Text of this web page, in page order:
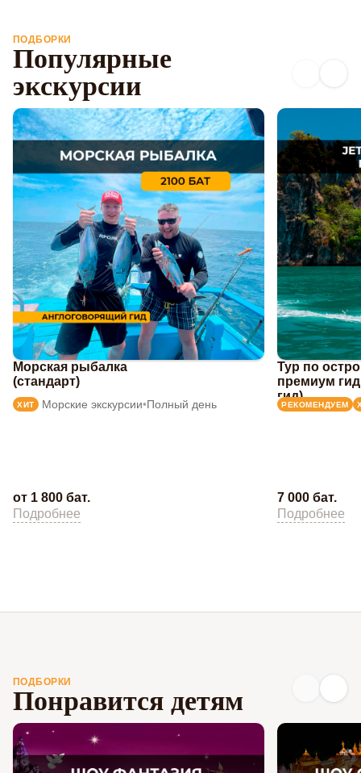
ПОДБОРКИ
Популярные
экскурсии
Морская рыбалка
(стандарт)
ХИТ Морские экскурсии•Полный день
от 1 800 бат.
Подробнее
Тур по
премиум
гид)
РЕКОМЕНДУЕМ
7 000 бат.
Подробнее
ПОДБОРКИ
Понравится детям